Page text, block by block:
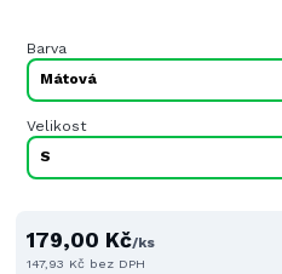
Barva
Velikost
179,00 Kč/ks
147,93 Kč bez DPH